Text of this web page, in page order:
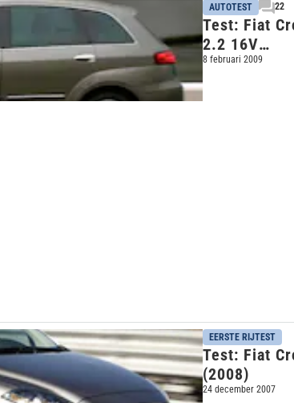
AUTOTEST 22
Test: Fiat
2.2 16V
Corporate
Premium
8 februari 2009
EERSTE RIJTEST
Test: Fiat
(2008)
24 december 2007